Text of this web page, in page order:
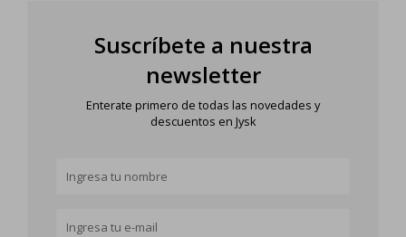
Suscríbete a nuestra
newsletter
Enterate primero de todas las novedades y
descuentos en Jysk